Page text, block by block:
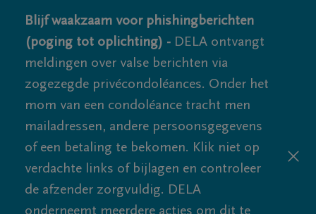
Blijf waakzaam voor phishingberichten
(poging tot oplichting) - DELA ontvangt
meldingen over valse berichten via
zogezegde privécondoléances. Onder het
mom van een condoléance tracht men
mailadressen, andere persoonsgegevens
of een betaling te bekomen. Klik niet op
verdachte links of bijlagen en controleer
de afzender zorgvuldig. DELA
onderneemt meerdere acties om dit te